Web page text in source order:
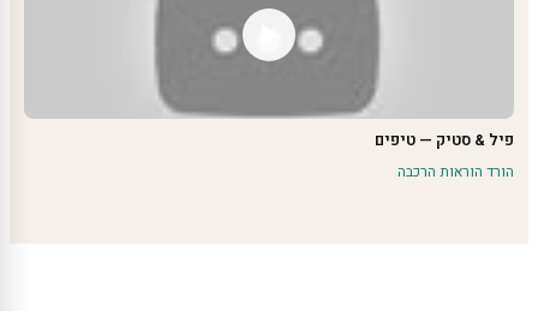
פיל & סטיק — טיפים
הורד הוראות הרכבה